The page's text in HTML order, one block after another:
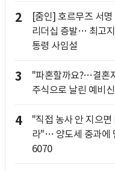
2
[줌인] 호르무즈 서
리더십 증발… 최고
통령 사임설
3
"파혼할까요?…결혼
주식으로 날린 예비
4
"직접 농사 안 지으면
라"… 양도세 중과에
6070